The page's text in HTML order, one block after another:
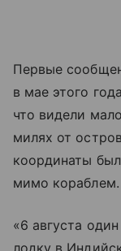
Первые
в мае этого
что видели
милях от
координаты
мимо кораблем.
«6 августа
лодку в